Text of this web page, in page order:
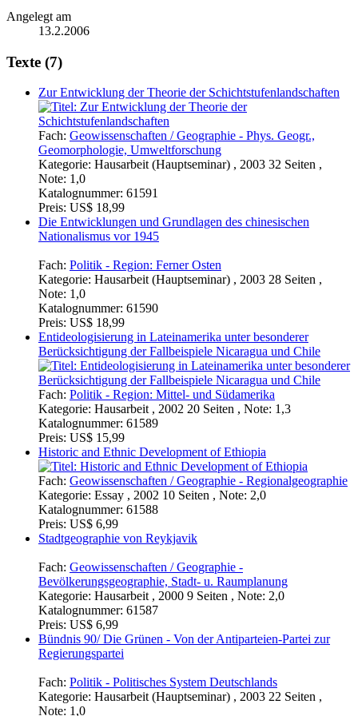
Angelegt am
13.2.2006
Texte (7)
Zur Entwicklung der Theorie der Schichtstufenlandschaften
Fach:Geowissenschaften / Geographie - Phys. Geogr.,
Geomorphologie, Umweltforschung
Kategorie:Hausarbeit (Hauptseminar) , 2003 32 Seiten ,
Note: 1,0
Katalognummer:
Preis:US$ 18,99
Die Entwicklungen und Grundlagen des chinesischen
Nationalismus vor 1945
Kategorie:Hausarbeit (Hauptseminar) , 2003 28 Seiten ,
Note: 1,0
Katalognummer:
Preis:US$ 18,99
Entideologisierung in Lateinamerika unter besonderer
Berücksichtigung der Fallbeispiele Nicaragua und Chile
Fach:Politik - Region: Mittel- und Südamerika
Kategorie:Hausarbeit , 2002 20 Seiten , Note: 1,3
Katalognummer:61589
Preis:US$ 15,99
Historic and Ethnic Development of Ethiopia
Fach:Geowissenschaften / Geographie - Regionalgeographie
Kategorie:Essay , 2002 10 Seiten , Note: 2,0
Katalognummer:61588
Preis:US$ 6,99
Stadtgeographie von Reykjavik
Fach:Geowissenschaften / Geographie -
Kategorie:Hausarbeit , 2000 9 Seiten , Note: 2,0
Katalognummer:61587
Preis:US$ 6,99
Bündnis 90/ Die Grünen - Von der Antiparteien-Partei zur
Regierungspartei
Fach:Politik - Politisches System Deutschlands
Note: 1,0
Katalognummer:50789
Preis: US$ 8,99